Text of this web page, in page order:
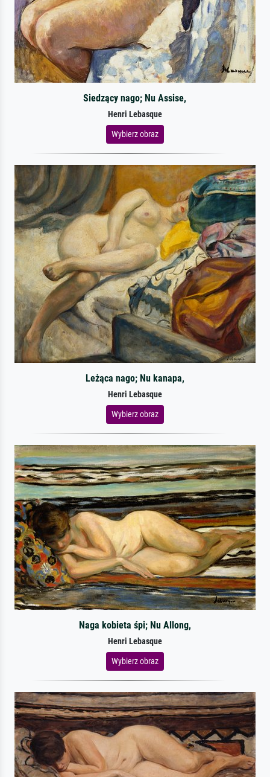
Siedzący nago; Nu Assise,
Henri Lebasque
Wybierz obraz
Leżąca nago; Nu kanapa,
Henri Lebasque
Wybierz obraz
Naga kobieta śpi; Nu Allong,
Henri Lebasque
Wybierz obraz